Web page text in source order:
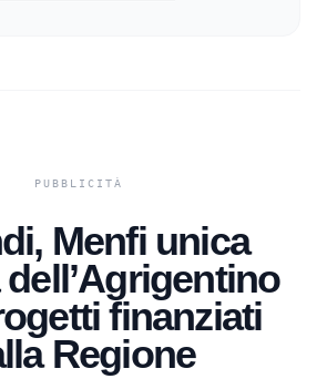
Menfi unica
finanziati
Regione